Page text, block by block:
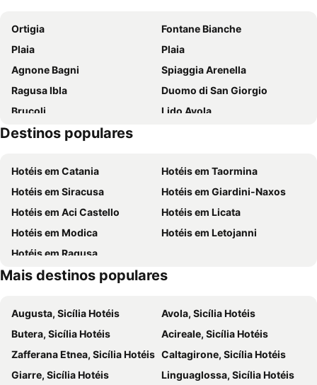
Ortigia
Fontane Bianche
Plaia
Plaia
Agnone Bagni
Spiaggia Arenella
Ragusa Ibla
Duomo di San Giorgio
Brucoli
Lido Avola
Marina di Noto
San Leone Rapisardi
Sagra della ricotta e del formaggio
Casa museo Luigi Capuana
Lago di Santa Rosalia
Badia
Giardino Ibleo
Chiesa di San Giorgio
La cava di Ispica
Cava d´Aliga
Le Salette
Lungo La Notte Café
Scoglitti
Fontana dell'Elefante
Destinos populares
Hotéis em Catania
Hotéis em Taormina
Hotéis em Siracusa
Hotéis em Giardini-Naxos
Hotéis em Aci Castello
Hotéis em Licata
Hotéis em Modica
Hotéis em Letojanni
Hotéis em Ragusa
Mais destinos populares
Augusta, Sicília Hotéis
Avola, Sicília Hotéis
Butera, Sicília Hotéis
Acireale, Sicília Hotéis
Zafferana Etnea, Sicília Hotéis Caltagirone, Sicília Hotéis
Giarre, Sicília Hotéis
Linguaglossa, Sicília Hotéis